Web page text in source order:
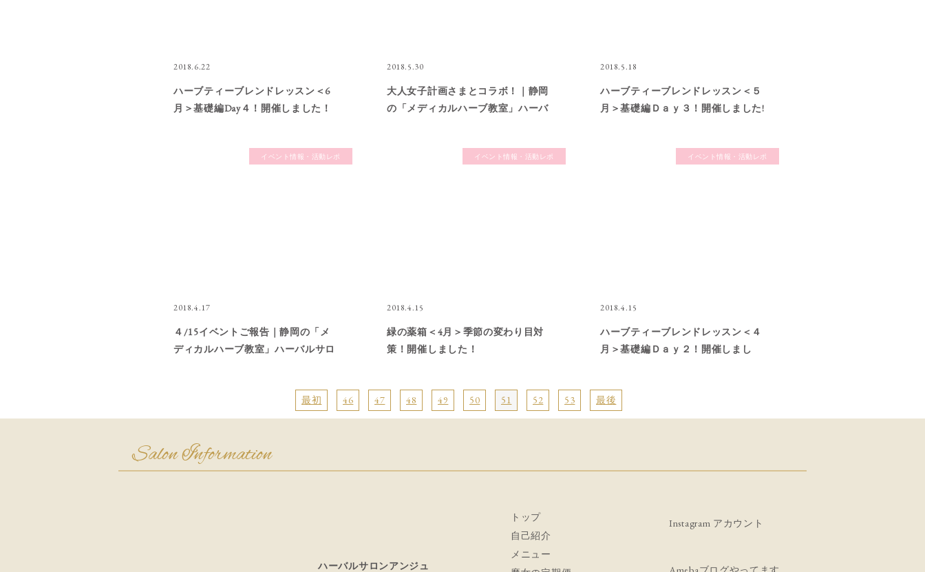
2018.6.22
ハーブティーブレンドレッスン＜6
月＞基礎編Day４！開催しました！
2018.5.30
大人女子計画さまとコラボ！｜静岡
の「メディカルハーブ教室」ハーバ
ィー」「石鹸作り」教室（講座）・
2018.5.18
ハーブティーブレンドレッスン＜５
月＞基礎編Ｄａｙ３！開催しました!
頑張るあなたの心と体を整える「ハ
イベント情報・活動レポ
2018.4.17
４/15イベントご報告｜静岡の「メ
ディカルハーブ教室」ハーバルサロ
「石鹸作り」教室（講座）・資格対
策講座
イベント情報・活動レポ
2018.4.15
緑の薬箱＜4月＞季節の変わり目対
策！開催しました！
イベント情報・活動レポ
2018.4.15
ハーブティーブレンドレッスン＜４
月＞基礎編Ｄａｙ２！開催しまし
い・頑張るあなたの心と体を整える
「ハーブティー」「石鹸作り」教室
最初 46 47 48 49 50 51 52 53 最後
Salon Information
トップ
自己紹介
メニュー
Instagram アカウント
ハーバルサロンアンジュ